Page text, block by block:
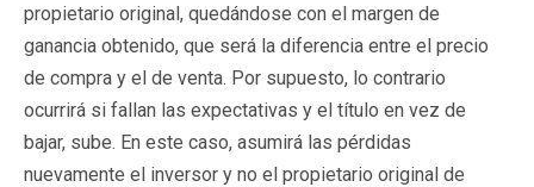
propietario original, quedándose con el margen de
ganancia obtenido, que será la diferencia entre el precio
de compra y el de venta. Por supuesto, lo contrario
ocurrirá si fallan las expectativas y el título en vez de
bajar, sube. En este caso, asumirá las pérdidas
nuevamente el inversor y no el propietario original de